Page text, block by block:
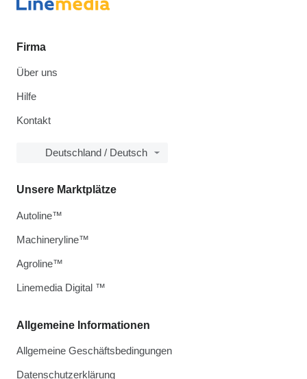
Firma
Über uns
Hilfe
Kontakt
Deutschland / Deutsch
Allgemeine Informationen
Allgemeine Geschäftsbedingungen
Datenschutzerklärung
Unsere Marktplätze
Autoline™
Machineryline™
Agroline™
Linemedia Digital ™